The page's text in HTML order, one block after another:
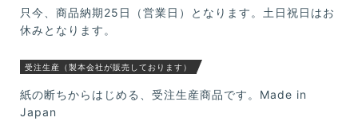
只今、商品納期25日（営業日）となります。土日祝日はお
休みとなります。
受注生産（製本会社が販売しております）
紙の断ちからはじめる、受注生産商品です。Made in
Japan